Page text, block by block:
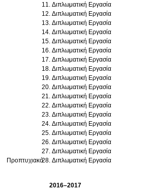
Προπτυχιακό
Διπλωματική Εργασία
Διπλωματική Εργασία
Διπλωματική Εργασία
Διπλωματική Εργασία
Διπλωματική Εργασία
Διπλωματική Εργασία
Διπλωματική Εργασία
Διπλωματική Εργασία
Διπλωματική Εργασία
Διπλωματική Εργασία
Διπλωματική Εργασία
Διπλωματική Εργασία
Διπλωματική Εργασία
Διπλωματική Εργασία
Διπλωματική Εργασία
Διπλωματική Εργασία
Διπλωματική Εργασία
Διπλωματική Εργασία
2016–2017